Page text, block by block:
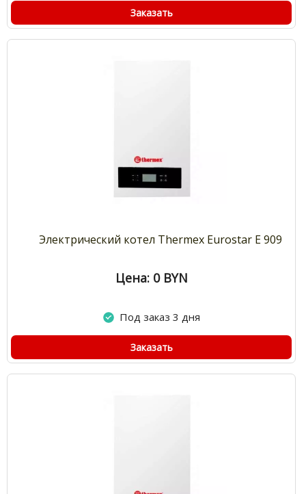
Заказать
Электрический котел Thermex Eurostar E 909
Цена: 0 BYN
Под заказ 3 дня
Заказать